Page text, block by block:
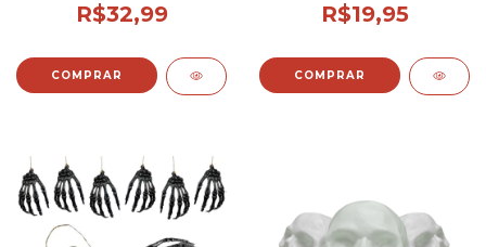
R$32,99 R$19,95
COMPRAR